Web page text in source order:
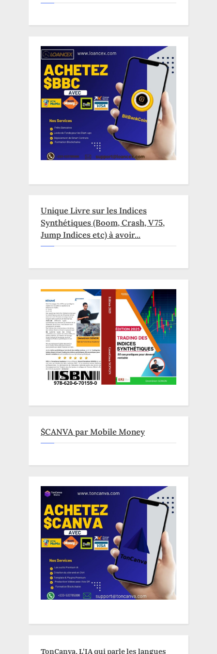
Unique Livre sur les Indices
Synthétiques (Boom, Crash, V75,
Jump Indices etc) à avoir...
$CANVA par Mobile Money
TonCanva, L'IA qui parle les langues